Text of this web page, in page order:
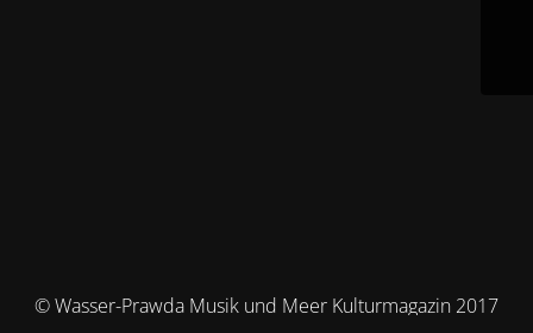
© Wasser-Prawda Musik und Meer Kulturmagazin 2017